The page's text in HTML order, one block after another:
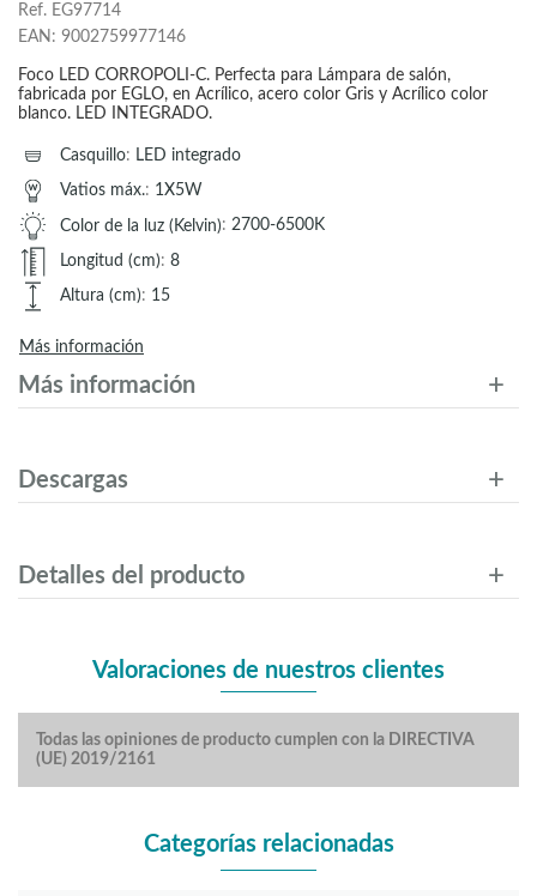
Ref. EG97714
EAN: 9002759977146
Foco LED CORROPOLI-C. Perfecta para Lámpara de salón,
fabricada por EGLO, en Acrílico, acero color Gris y Acrílico color
blanco. LED INTEGRADO.
Casquillo: LED integrado
Vatios máx.: 1X5W
Color de la luz (Kelvin): 2700-6500K
Longitud (cm): 8
Altura (cm): 15
Más información
Más información
Descargas
Detalles del producto
Valoraciones de nuestros clientes
Todas las opiniones de producto cumplen con la DIRECTIVA
(UE) 2019/2161
Categorías relacionadas